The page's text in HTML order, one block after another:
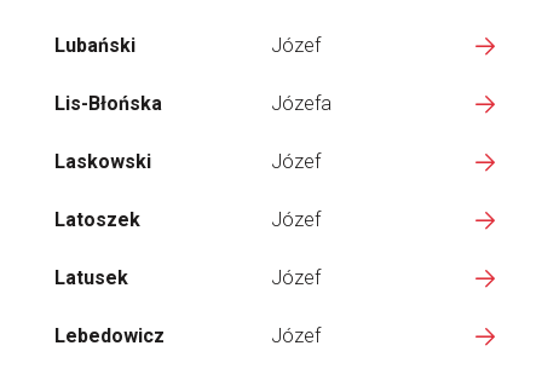
Lubański Józef
Lis-Błońska Józefa
Laskowski Józef
Latoszek Józef
Latusek Józef
Lebedowicz Józef